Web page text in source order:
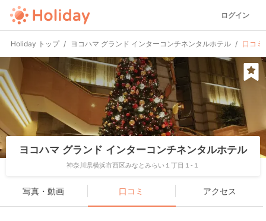
ログイン
Holiday トップ ヨコハマ グランド インターコンチネンタルホテル 口コミ
ヨコハマ グランド インターコンチネンタルホテル
神奈川県横浜市西区みなとみらい１丁目１-１
写真・動画 口コミ アクセス